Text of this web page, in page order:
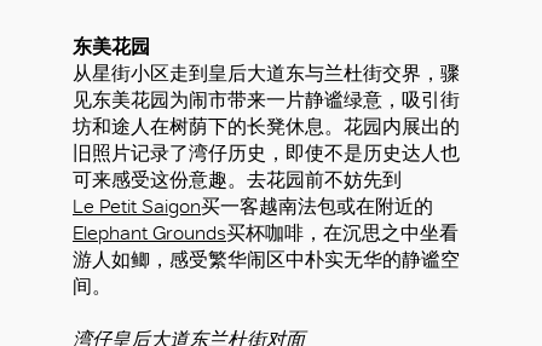
东美花园
从星街小区走到皇后大道东与兰杜街交界，骤
见东美花园为闹市带来一片静谧绿意，吸引街
坊和途人在树荫下的长凳休息。花园内展出的
旧照片记录了湾仔历史，即使不是历史达人也
可来感受这份意趣。去花园前不妨先到
Le Petit Saigon买一客越南法包或在附近的
Elephant Grounds买杯咖啡，在沉思之中坐看
游人如鲫，感受繁华闹区中朴实无华的静谧空
间。
湾仔皇后大道东兰杜街对面